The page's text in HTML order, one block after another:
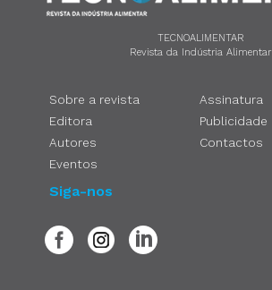
TECNOALIMENTAR
Revista da Indústria Alimentar
Sobre a revista
Editora
Autores
Eventos
Assinatura
Publicidade
Contactos
Siga-nos